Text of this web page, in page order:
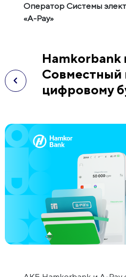
Оператор Системы
«A-Pay»
Hamkorbank
Совместный
цифровому